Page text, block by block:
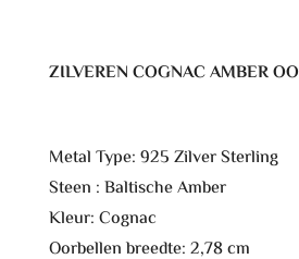
ZILVEREN COGNAC AMBER
Metal Type: 925 Zilver Sterling
Steen : Baltische Amber
Kleur: Cognac
Oorbellen breedte: 2,78 cm